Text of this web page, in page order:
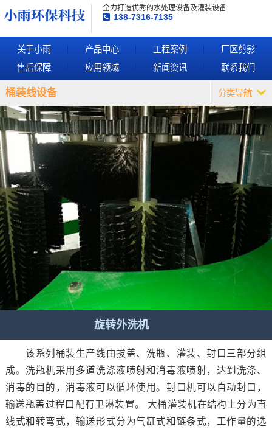
全力打造优秀的水处理设备及灌装设备
138-7316-7135
关于小雨 产品中心 工程案例
厂区剪影
售后保障
应用领域 新闻资讯 联系我们
桶装线设备 分类导航
旋转外洗机
该系列桶装生产线由拔盖、洗瓶、灌装、封口三部分组
成。洗瓶机采用多道洗涤液喷射和消毒液喷射，达到洗涤、
消毒的目的，消毒液可以循环使用。封口机可以自动封口，
输送瓶盖过程口配有卫淋装置。 大桶灌装机在结构上分为直
线式和转弯式，输送形式分为气缸式和链条式，工作量的选